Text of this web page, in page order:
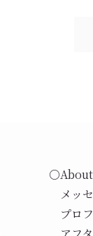
○About
メッ
プロ